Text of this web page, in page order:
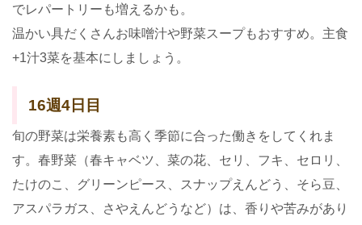
でレパートリーも増えるかも。
温かい具だくさんお味噌汁や野菜スープもおすすめ。主食
+1汁3菜を基本にしましょう。
16週4日目
旬の野菜は栄養素も高く季節に合った働きをしてくれま
す。春野菜（春キャベツ、菜の花、セリ、フキ、セロリ、
たけのこ、グリーンピース、スナップえんどう、そら豆、
アスパラガス、さやえんどうなど）は、香りや苦みがあり